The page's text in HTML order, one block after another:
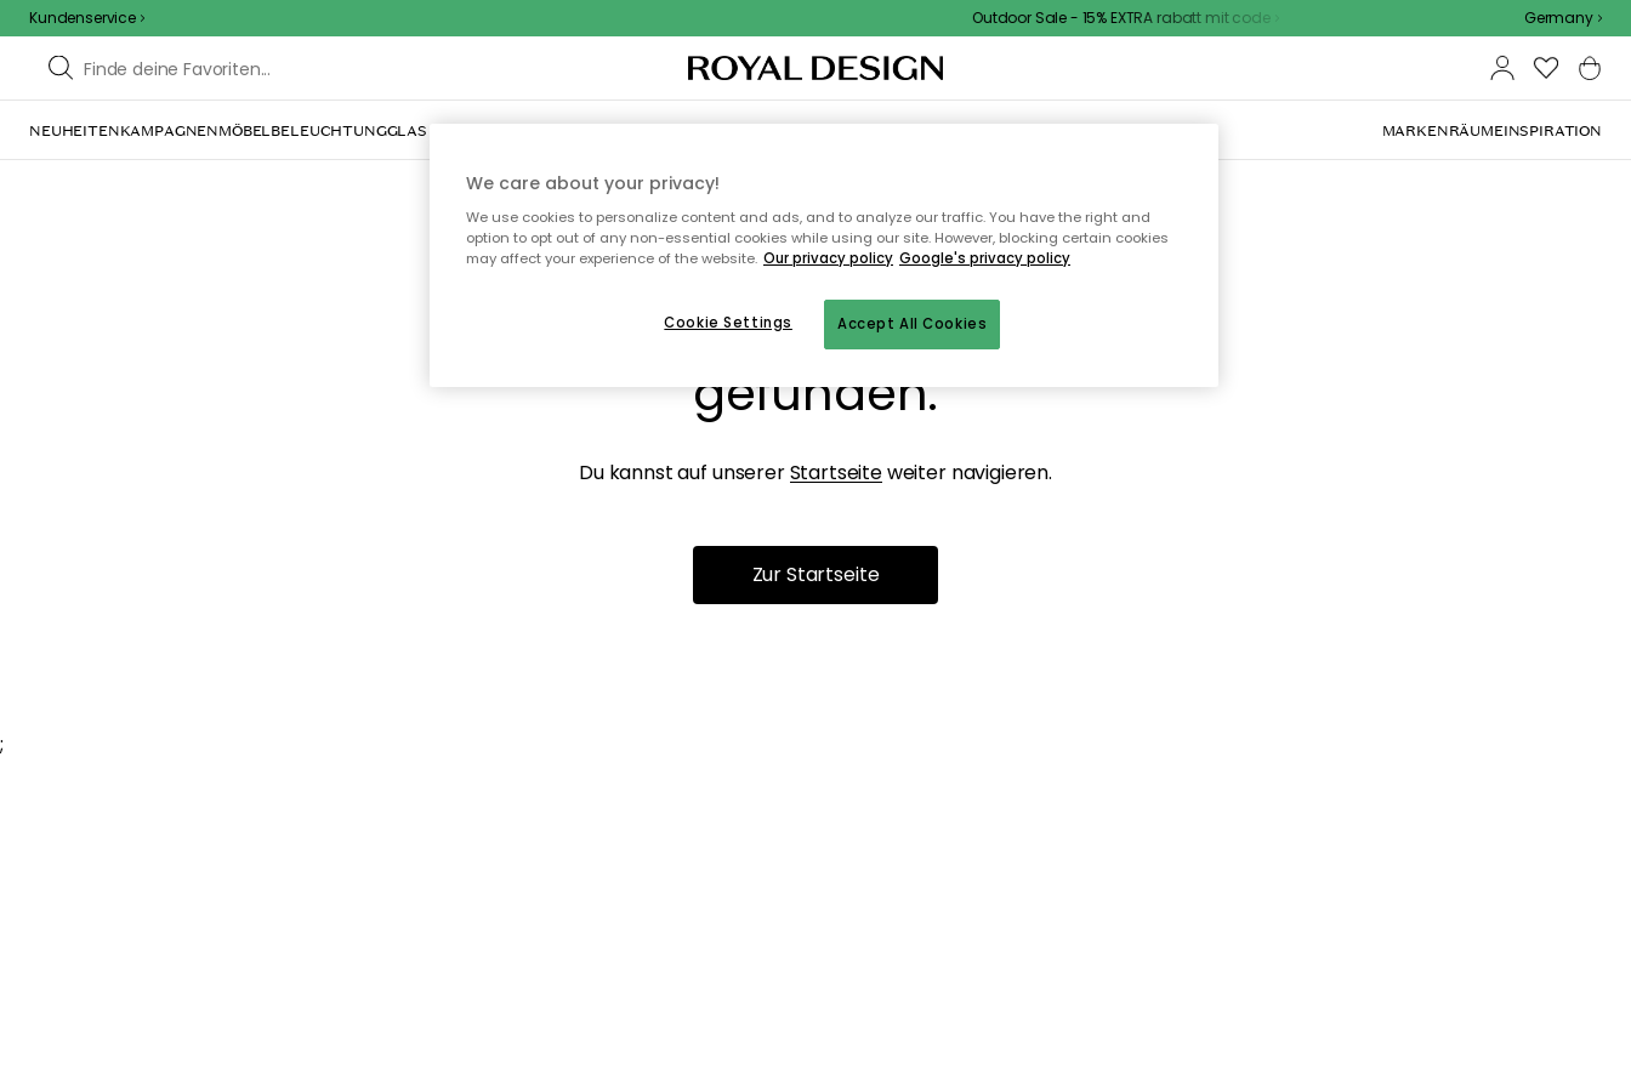
Kundenservice Outdoor Sale - 15% EXTRA rabatt mit code Germany
NEUHEITENKAMPAGNENMÖBELBELEUCHTUNGGLAS & GESCHIRRINNENEINRICHTUNGTEXTILIEN & TEPPICHEKÜCHEAUFBEWAHRUNGOUTDOOR-MÖBEL MARKENRÄUMEINSPIRATION
Ooops, die Seite wurde nicht
gefunden.
Du kannst auf unsererStartseiteweiter navigieren.
Zur Startseite
;
We care about your privacy!
We use cookies to personalize content and ads, and to analyze our traffic. You have the right and
option to opt out of any non-essential cookies while using our site. However, blocking certain cookies
may affect your experience of the website. Our privacy policy Google's privacy policy
Accept All Cookies
Cookie Settings